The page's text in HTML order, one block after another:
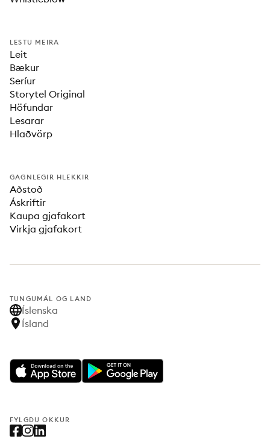
LESTU MEIRA
Leit
Bækur
Seríur
Storytel Original
Höfundar
Lesarar
Hlaðvörp
GAGNLEGIR HLEKKIR
Aðstoð
Áskriftir
Kaupa gjafakort
Virkja gjafakort
TUNGUMÁL OG LAND
Íslenska
Ísland
FYLGDU OKKUR